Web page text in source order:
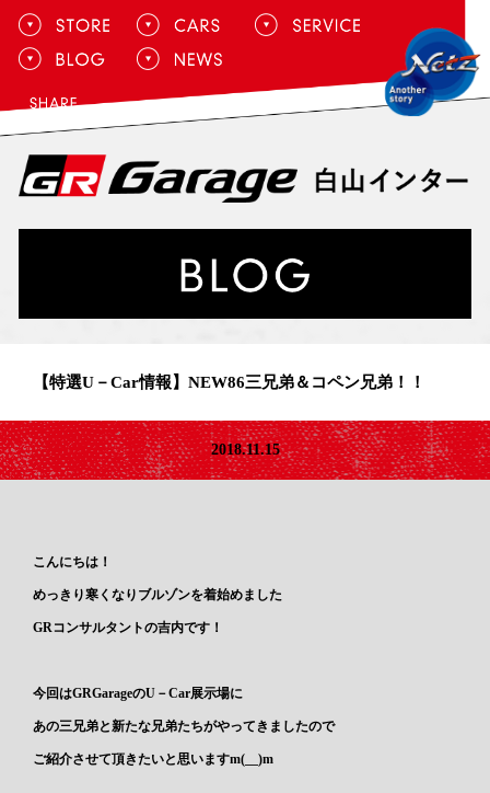
【特選U－Car情報】NEW86三兄弟＆コペン兄弟！！
2018.11.15
こんにちは！
めっきり寒くなりブルゾンを着始めました
GRコンサルタントの吉内です！
今回はGRGarageのU－Car展示場に
あの三兄弟と新たな兄弟たちがやってきましたので
ご紹介させて頂きたいと思いますm(__)m